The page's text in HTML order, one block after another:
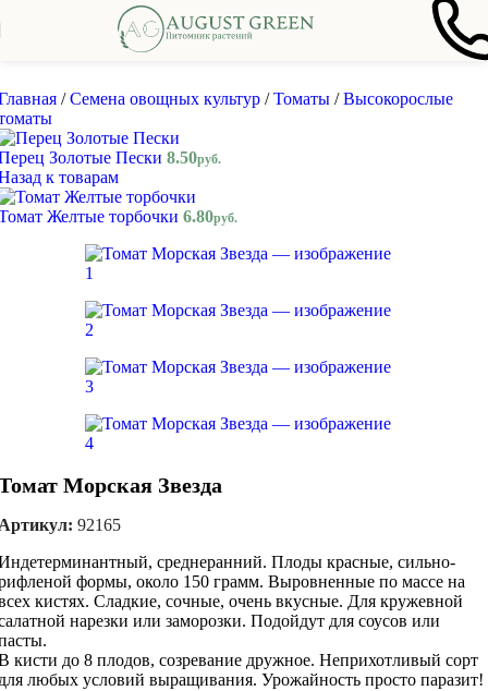
Skip to navigation Skip to main content
/ Семена овощных культур / Томаты / Высокорослые
Золотые Пески 8.50руб.
к товарам
Желтые торбочки 6.80руб.
Морская Звезда
92165
среднеранний. Плоды красные, сильно-
формы, около 150 грамм. Выровненные по массе на
кистях. Сладкие, сочные, очень вкусные. Для кружевной
нарезки или заморозки. Подойдут для соусов или
кисти до 8 плодов, созревание дружное. Неприхотливый сорт
любых условий выращивания. Урожайность просто паразит!